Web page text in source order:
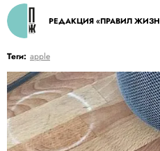
РЕДАКЦИЯ «ПРАВИЛ
Теги: apple